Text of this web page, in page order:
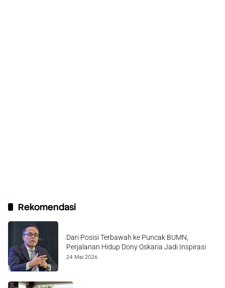
Rekomendasi
Dari Posisi Terbawah ke Puncak BUMN,
Perjalanan Hidup Dony Oskaria Jadi Inspirasi
24 Mei 2026